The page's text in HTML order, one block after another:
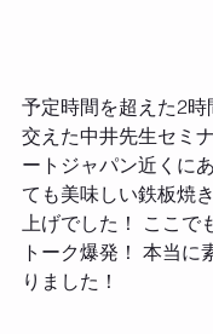
予定時間を超えた2
交えた中井先生セミ
ートジャパン近くに
ても美味しい鉄板焼
上げでした！ ここで
トーク爆発！ 本当に
りました！